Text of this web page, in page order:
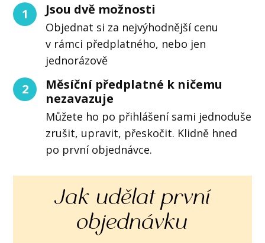
1 Jsou dvě možnosti
Objednat si za nejvýhodnější cenu
v rámci předplatného, nebo jen
jednorázově
2
Měsíční předplatné k ničemu
nezavazuje
Můžete ho po přihlášení sami jednoduše
zrušit, upravit, přeskočit. Klidně hned
po první objednávce.
Jak udělat první
objednávku